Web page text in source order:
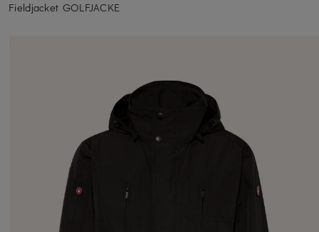
Fieldjacket GOLFJACKE